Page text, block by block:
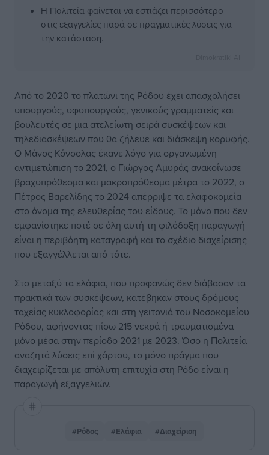
Η Πολιτεία φαίνεται να εστιάζει περισσότερο
στις εξαγγελίες παρά σε πραγματικές λύσεις για
την κατάσταση.
Από το 2020 το πλατώνι της Ρόδου έχει απασχολήσει
υπουργούς, υφυπουργούς, γενικούς γραμματείς και
βουλευτές σε μια ατελείωτη σειρά συσκέψεων και
τηλεδιασκέψεων που θα ζήλευε και διάσκεψη κορυφής.
Ο Μάνος Κόνσολας έκανε λόγο για οργανωμένη
αντιμετώπιση το 2021, ο Γιώργος Αμυράς ανακοίνωσε
βραχυπρόθεσμα και μακροπρόθεσμα μέτρα το 2022, ο
Πέτρος Βαρελίδης το 2024 απέρριψε τα ελαφοκομεία
στο όνομα της ελευθερίας του είδους. Το μόνο που δεν
εμφανίστηκε ποτέ σε όλη αυτή τη φιλόδοξη παραγωγή
είναι η περιβόητη καταγραφή και το σχέδιο διαχείρισης
που εξαγγέλλεται από τότε.
Στο μεταξύ τα ελάφια, που προφανώς δεν διάβασαν τα
πρακτικά των συσκέψεων, κατέβηκαν στους δρόμους
ταχείας κυκλοφορίας και στη γειτονιά του Νοσοκομείου
Ρόδου, αφήνοντας πίσω 215 νεκρά ή τραυματισμένα
μόνο μέσα στην περίοδο 2021 με 2023. Όσο η Πολιτεία
αναζητά λύσεις επί χάρτου, το μόνο πράγμα που
διαχειρίζεται με απόλυτη επιτυχία στη Ρόδο είναι η
παραγωγή εξαγγελιών.
#Ρόδος #Ελάφια #Διαχείριση